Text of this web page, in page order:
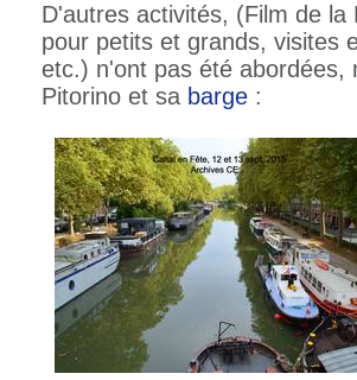
D'autres activités, (Film de
pour petits et grands, visites
etc.) n'ont pas été abordées,
Pitorino et sa barge :